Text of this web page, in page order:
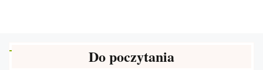
Do poczytania